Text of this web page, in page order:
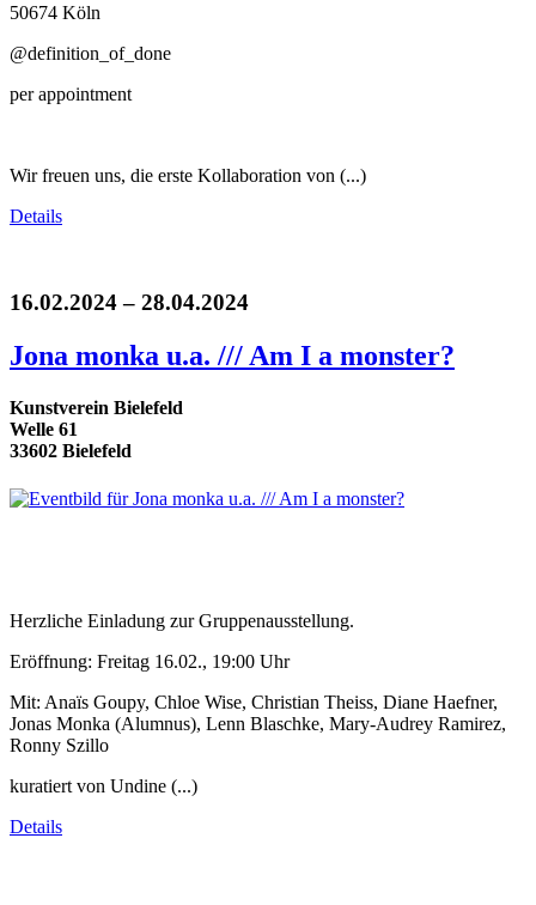
50674 Köln
@definition_of_done
per appointment
Wir freuen uns, die erste Kollaboration von (...)
Details
16.02.2024 – 28.04.2024
Jona monka u.a. /// Am I a monster?
Kunstverein Bielefeld
Welle 61
33602 Bielefeld
Herzliche Einladung zur Gruppenausstellung.
Eröffnung: Freitag 16.02., 19:00 Uhr
Mit: Anaïs Goupy, Chloe Wise, Christian Theiss, Diane Haefner,
Jonas Monka (Alumnus), Lenn Blaschke, Mary-Audrey Ramirez,
Ronny Szillo
kuratiert von Undine (...)
Details